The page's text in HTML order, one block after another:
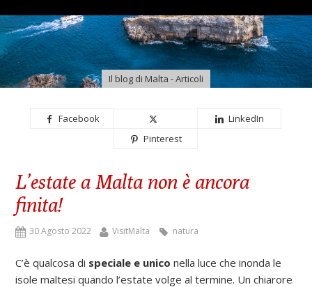
Il blog di Malta - Articoli
Facebook
LinkedIn
Pinterest
L’estate a Malta non è ancora
finita!
30 Agosto 2022 VisitMalta natura
C’è qualcosa di speciale e unico nella luce che inonda le
isole maltesi quando l’estate volge al termine. Un chiarore